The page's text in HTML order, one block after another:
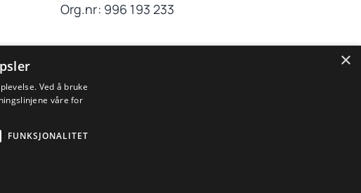
Org.nr: 996 193 233
trafikkskade og pasientskade.
×
Ved å bruke
våre for
FUNKSJONALITET